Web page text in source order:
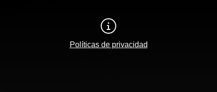
Políticas de privacidad